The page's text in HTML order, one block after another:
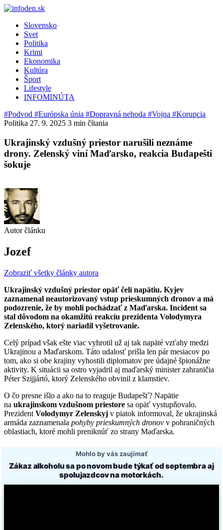
Slovensko
Svet
Politika
Krimi
Ekonomika
Kultúra
Šport
Lifestyle
INFOMINÚTA
#Podvod #Európska únia #Dopravná nehoda #Vojna #Korupcia
Politika 27. 9. 2025 3 min čítania
Ukrajinský vzdušný priestor narušili neznáme
drony. Zelenský viní Maďarsko, reakcia Budapešti
šokuje
Autor článku
Jozef
Zobraziť všetky články autora
Ukrajinský vzdušný priestor opäť čelí napätiu. Kyjev
zaznamenal neautorizovaný vstup prieskumných dronov a má
podozrenie, že by mohli pochádzať z Maďarska. Incident sa
stal dôvodom na okamžitú reakciu prezidenta Volodymyra
Zelenského, ktorý nariadil vyšetrovanie.
Celý prípad však ešte viac vyhrotil už aj tak napäté vzťahy medzi
Ukrajinou a Maďarskom. Táto udalosť prišla len pár mesiacov po
tom, ako si obe krajiny vyhostili diplomatov pre údajné špionážne
aktivity. K situácii sa ostro vyjadril aj maďarský minister zahraničia
Péter Szijjártó, ktorý Zelenského obvinil z klamstiev.
O čo presne išlo a ako na to reaguje Budapešť? Napätie
na ukrajinskom vzdušnom priestore sa opäť vystupňovalo.
Prezident Volodymyr Zelenskyj v piatok informoval, že ukrajinská
armáda zaznamenala pohyby prieskumných dronov v pohraničných
oblastiach, ktoré mohli preniknúť zo strany Maďarska.
Mohlo by vás zaujímať
Zákaz alkoholu sa po novom bude týkať od septembra aj
spolujazdcov na motorkách.